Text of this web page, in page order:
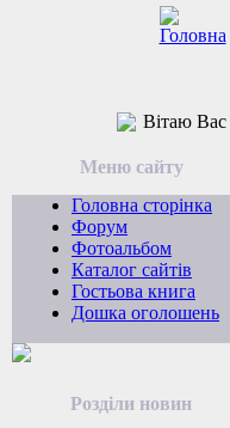
Вітаю Вас
Меню сайту
Головна сторінка
Форум
Фотоальбом
Каталог сайтів
Гостьова книга
Дошка оголошень
Розділи новин